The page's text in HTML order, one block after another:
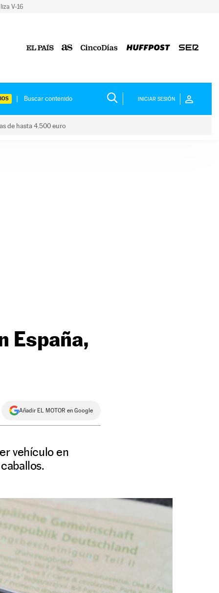
V-16
INICIAR SESIÓN
de hasta 4.500 euro
España,
Añadir EL MOTOR en Google
vehículo en